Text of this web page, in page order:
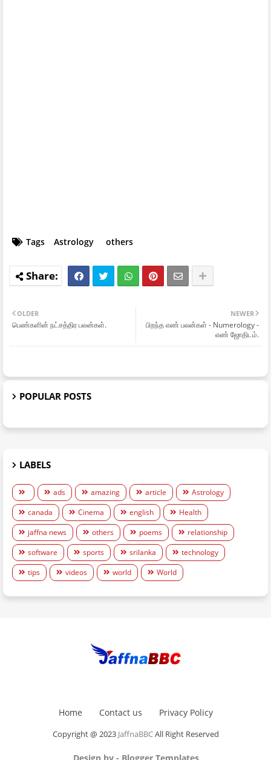
Tags Astrology others
NEWER
பிறந்த எண் பலன்கள் - Numerology -
எண் ஜோதிடம்.
OLDER
பெண்களின் நட்சத்திர பலன்கள்.
POPULAR POSTS
LABELS
ads amazing article
Astrology
canada
Cinema english
Health
jaffna news
others poems
relationship
software
sports srilanka
technology
tips
videos world World
Home Contact us Privacy Policy
Copyright @ 2023 JaffnaBBCAll Right Reserved